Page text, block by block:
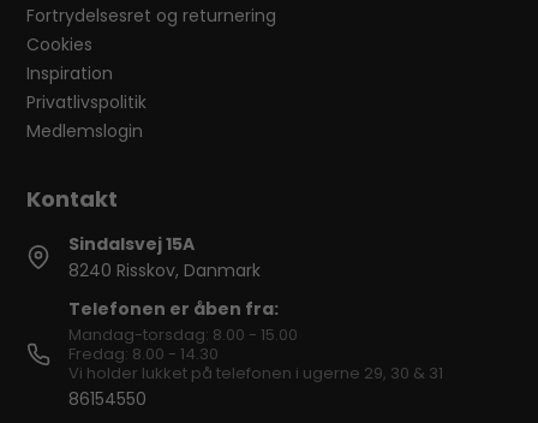
Fortrydelsesret og returnering
Cookies
Inspiration
Privatlivspolitik
Medlemslogin
Sindalsvej 15A
8240 Risskov, Danmark
Telefonen er åben fra:
Mandag-torsdag: 8.00 - 15.00
Fredag: 8.00 - 14.30
Vi holder lukket på telefonen i ugerne 29, 30 & 31
86154550